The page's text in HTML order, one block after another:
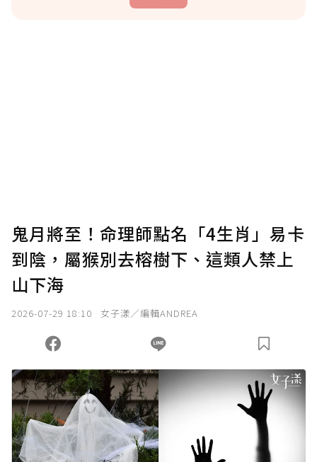
確認送出
您當前剩餘 U 利點數：0點；前往 購買點數
鬼月將至！命理師點名「4生肖」易卡
到陰，屬猴別去榕樹下、這類人禁上
山下海
2026-07-29 18:10 女子漾／編輯ANDREA